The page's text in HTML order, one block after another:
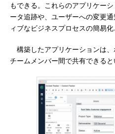
もできる。これらのアプリケー
ータ追跡や、ユーザーへの変更
ィブなビジネスプロセスの簡易
構築したアプリケーションは、
チームメンバー間で共有できると